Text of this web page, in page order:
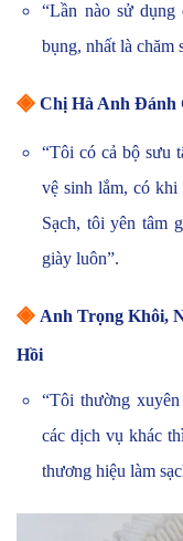
“Lần nào sử dụng
bụng, nhất là chăm
◈ Chị Hà Anh Đánh
“Tôi có cả bộ sưu
vệ sinh lắm, có khi
Sạch, tôi yên tâm
giày luôn”.
◈ Anh Trọng Khôi,
Hồi
“Tôi thường
các dịch vụ khác
thương hiệu làm